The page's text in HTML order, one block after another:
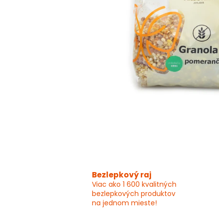
Bezlepkový raj
Viac ako 1 600 kvalitných
bezlepkových produktov
na jednom mieste!